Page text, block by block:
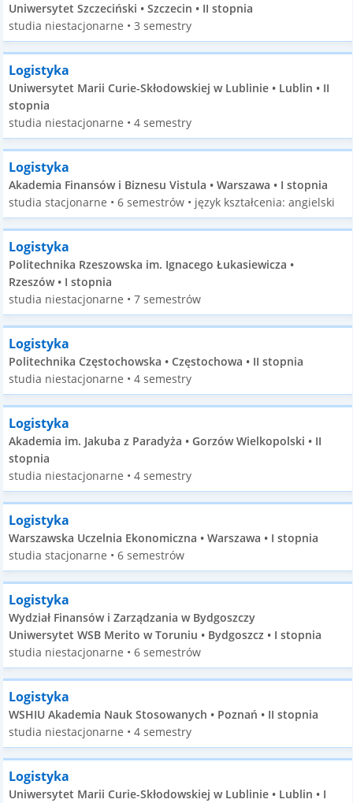
Uniwersytet Szczeciński • Szczecin • II stopnia
studia niestacjonarne • 3 semestry
Logistyka
Uniwersytet Marii Curie-Skłodowskiej w Lublinie • Lublin • II
stopnia
studia niestacjonarne • 4 semestry
Logistyka
Akademia Finansów i Biznesu Vistula • Warszawa • I stopnia
studia stacjonarne • 6 semestrów • język kształcenia: angielski
Logistyka
Politechnika Rzeszowska im. Ignacego Łukasiewicza •
Rzeszów • I stopnia
studia niestacjonarne • 7 semestrów
Logistyka
Politechnika Częstochowska • Częstochowa • II stopnia
studia niestacjonarne • 4 semestry
Logistyka
Akademia im. Jakuba z Paradyża • Gorzów Wielkopolski • II
stopnia
studia niestacjonarne • 4 semestry
Logistyka
Warszawska Uczelnia Ekonomiczna • Warszawa • I stopnia
studia stacjonarne • 6 semestrów
Logistyka
Wydział Finansów i Zarządzania w Bydgoszczy
Uniwersytet WSB Merito w Toruniu • Bydgoszcz • I stopnia
studia niestacjonarne • 6 semestrów
Logistyka
WSHIU Akademia Nauk Stosowanych • Poznań • II stopnia
studia niestacjonarne • 4 semestry
Logistyka
Uniwersytet Marii Curie-Skłodowskiej w Lublinie • Lublin • I